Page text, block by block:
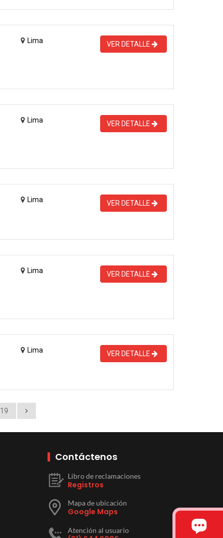
Lima VER DETALLE
Lima VER DETALLE
Lima VER DETALLE
Lima VER DETALLE
Lima VER DETALLE
19
Contáctenos
Libro de reclamaciones
Registros
Mapa de ubicación
Google Maps
Atención al usuario